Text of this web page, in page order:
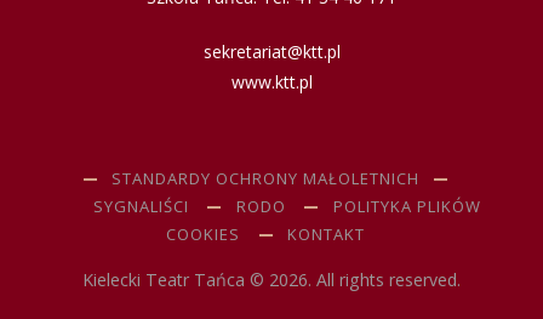
sekretariat@ktt.pl
www.ktt.pl
STANDARDY OCHRONY MAŁOLETNICH
SYGNALIŚCI
RODO
POLITYKA PLIKÓW
COOKIES
KONTAKT
Kielecki Teatr Tańca © 2026. All rights reserved.